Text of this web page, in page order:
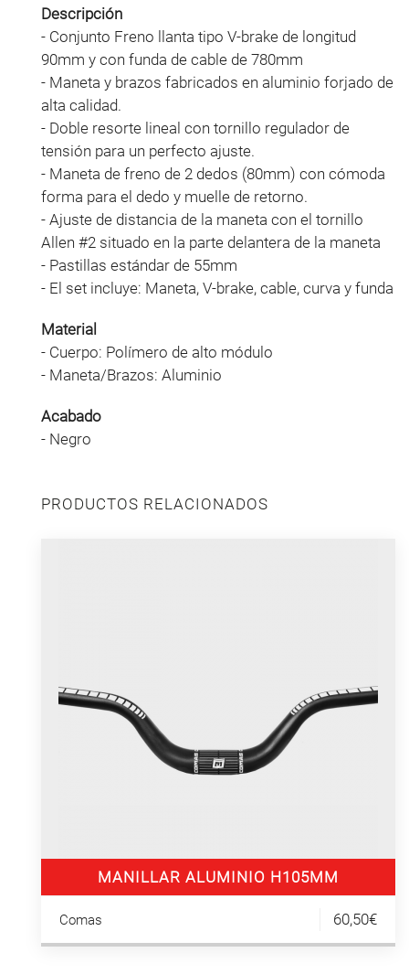
Descripción
- Conjunto Freno llanta tipo V-brake de longitud
90mm y con funda de cable de 780mm
- Maneta y brazos fabricados en aluminio forjado de
alta calidad.
- Doble resorte lineal con tornillo regulador de
tensión para un perfecto ajuste.
- Maneta de freno de 2 dedos (80mm) con cómoda
forma para el dedo y muelle de retorno.
- Ajuste de distancia de la maneta con el tornillo
Allen #2 situado en la parte delantera de la maneta
- Pastillas estándar de 55mm
- El set incluye: Maneta, V-brake, cable, curva y funda
Material
- Cuerpo: Polímero de alto módulo
- Maneta/Brazos: Aluminio
Acabado
- Negro
PRODUCTOS RELACIONADOS
MANILLAR ALUMINIO H105MM
Comas 60,50€